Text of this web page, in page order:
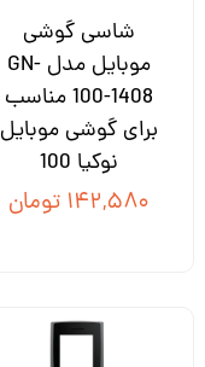
شاسی گوشی
موبایل مدل GN-
100-1408 مناسب
برای گوشی موبایل
نوکیا 100
۱۴۲,۵۸۰ تومان